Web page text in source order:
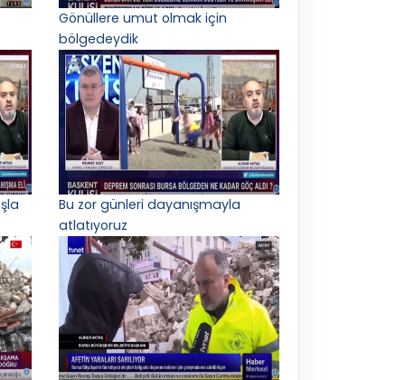
Gönüllere umut olmak için
bölgedeydik
Bu zor günleri dayanışmayla
atlatıyoruz